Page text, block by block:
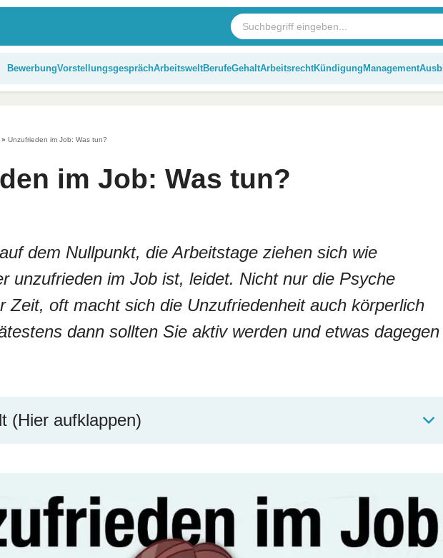
BewerbungVorstellungsgesprächArbeitsweltBerufeGehaltArbeitsrechtKündigung Management
» Unzufrieden im Job: Was tun?
im Job: Was tun?
dem Nullpunkt, die Arbeitstage ziehen sich wie
unzufrieden im Job ist, leidet. Nicht nur die Psyche
Zeit, oft macht sich die Unzufriedenheit auch körperlich
dann sollten Sie aktiv werden und etwas dagegen
(Hier aufklappen)